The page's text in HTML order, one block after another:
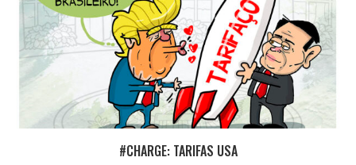
#CHARGE: TARIFAS USA